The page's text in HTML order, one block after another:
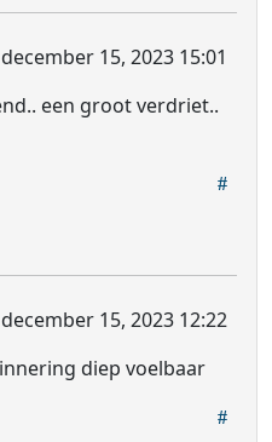
15, 2023 15:01
een groot verdriet..
15, 2023 12:22
diep voelbaar